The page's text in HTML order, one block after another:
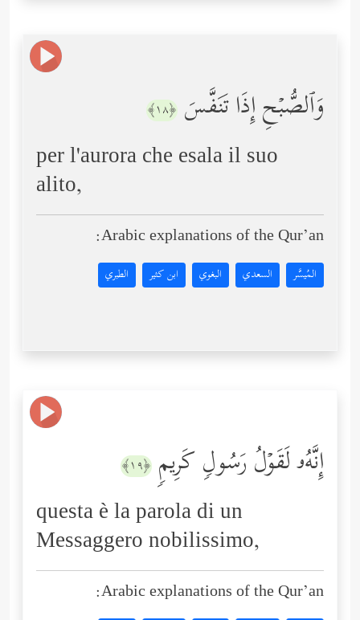
وَٱلصُّبۡحِ إِذَا تَنَفَّسَ ﴿١٨﴾
per l'aurora che esala il suo
alito,
Arabic explanations of the Qur’an:
المُيسَّر السعدي البغوي ابن كثير الطبري
إِنَّهُۥ لَقَوۡلُ رَسُولࣲ كَرِیمࣲ ﴿١٩﴾
questa è la parola di un
Messaggero nobilissimo,
Arabic explanations of the Qur’an: